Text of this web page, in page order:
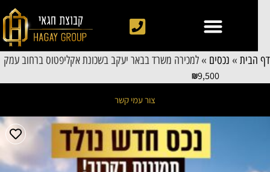
הבית»נכסים»למכירה משרד בבאר יעקב בשכונת אקליפטוס ברחוב עמק
9,500
צור עמי קשר